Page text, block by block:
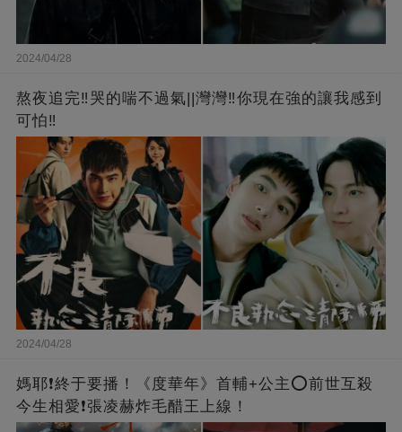
2024/04/28
熬夜追完‼️哭的喘不過氣||灣灣‼️你現在強的讓我感到
可怕‼️
2024/04/28
媽耶❗️終于要播！《度華年》首輔+公主⭕前世互殺
今生相愛❗張凌赫炸毛醋王上線！